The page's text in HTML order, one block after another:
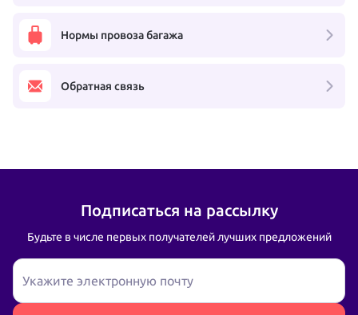
Нормы провоза багажа
Обратная связь
Подписаться на рассылку
Будьте в числе первых получателей лучших предложений
Укажите электронную почту